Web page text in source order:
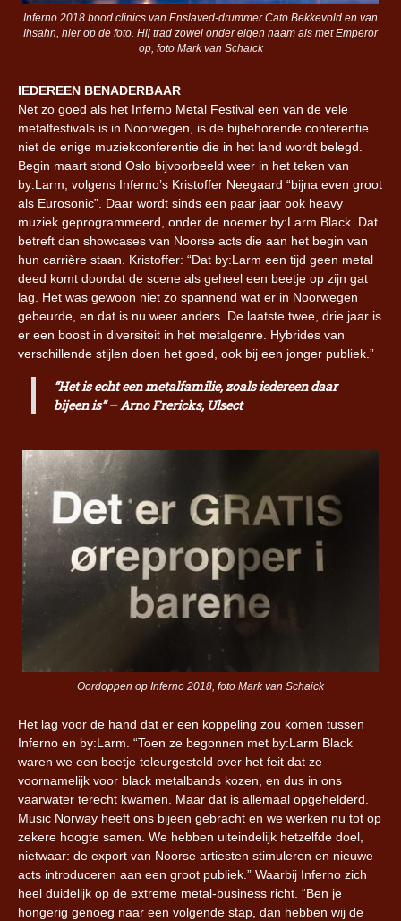
Inferno 2018 bood clinics van Enslaved-drummer Cato Bekkevold en van
Ihsahn, hier op de foto. Hij trad zowel onder eigen naam als met Emperor
op, foto Mark van Schaick
IEDEREEN BENADERBAAR
Net zo goed als het Inferno Metal Festival een van de vele
metalfestivals is in Noorwegen, is de bijbehorende conferentie
niet de enige muziekconferentie die in het land wordt belegd.
Begin maart stond Oslo bijvoorbeeld weer in het teken van
by:Larm, volgens Inferno’s Kristoffer Neegaard “bijna even groot
als Eurosonic”. Daar wordt sinds een paar jaar ook heavy
muziek geprogrammeerd, onder de noemer by:Larm Black. Dat
betreft dan showcases van Noorse acts die aan het begin van
hun carrière staan. Kristoffer: “Dat by:Larm een tijd geen metal
deed komt doordat de scene als geheel een beetje op zijn gat
lag. Het was gewoon niet zo spannend wat er in Noorwegen
gebeurde, en dat is nu weer anders. De laatste twee, drie jaar is
er een boost in diversiteit in het metalgenre. Hybrides van
verschillende stijlen doen het goed, ook bij een jonger publiek.”
“Het is echt een metalfamilie, zoals iedereen daar
bijeen is” – Arno Frericks, Ulsect
Oordoppen op Inferno 2018, foto Mark van Schaick
Het lag voor de hand dat er een koppeling zou komen tussen
Inferno en by:Larm. “Toen ze begonnen met by:Larm Black
waren we een beetje teleurgesteld over het feit dat ze
voornamelijk voor black metalbands kozen, en dus in ons
vaarwater terecht kwamen. Maar dat is allemaal opgehelderd.
Music Norway heeft ons bijeen gebracht en we werken nu tot op
zekere hoogte samen. We hebben uiteindelijk hetzelfde doel,
nietwaar: de export van Noorse artiesten stimuleren en nieuwe
acts introduceren aan een groot publiek.” Waarbij Inferno zich
heel duidelijk op de extreme metal-business richt. “Ben je
hongerig genoeg naar een volgende stap, dan hebben wij de